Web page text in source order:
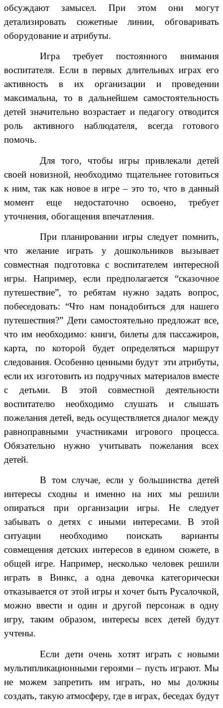
обсуждают замысел. При этом они могут
детализировать сюжетные линии, обговаривать
оборудование и атрибуты.
Игра требует постоянного внимания
воспитателя. Если в первых длительных играх его
активность в их организации и проведении
максимальна, то в дальнейшем самостоятельность
детей значительно возрастает и педагогу отводится
роль активного наблюдателя, всегда готового
помочь.
Для того, чтобы игры привлекали детей
своей новизной, необходимо тщательнее готовиться
к ним, так как новое в игре – это то, что в данный
момент еще недостаточно освоено, требует
уточнения, обогащения впечатления.
При планировании игры следует помнить,
что желание играть у дошкольников вызывает
совместная подготовка с воспитателем интересной
игры. Например, если предполагается “сказочное
путешествие”, то ребятам нужно задать вопрос,
побеседовать: “Что нам понадобиться для нашего
путешествия?” Дети самостоятельно предложат все,
что им необходимо: книги, билеты для пассажиров,
карта, по которой будет определяться маршрут
следования. Особенно ценными будут эти атрибуты,
если их изготовить из подручных материалов вместе
с детьми. В этой совместной деятельности
воспитателю необходимо слушать и слышать
пожелания детей, ведь осуществляется диалог между
равноправными участниками игрового процесса.
Обязательно нужно учитывать пожелания всех
детей.
В том случае, если у большинства детей
интересы сходны и именно на них мы решили
опираться при организации игры. Не следует
забывать о детях с иными интересами. В этой
ситуации необходимо поискать варианты
совмещения детских интересов в едином сюжете, в
общей игре. Например, несколько человек решили
играть в Винкс, а одна девочка категорически
отказывается от этой игры и хочет быть Русалочкой,
можно ввести и один и другой персонаж в одну
игру, таким образом, интересы всех детей будут
учтены.
Если дети очень хотят играть с новыми
мультипликационными героями – пусть играют. Мы
не можем запретить им играть, но мы должны
создать, такую атмосферу, где в играх, беседах будут